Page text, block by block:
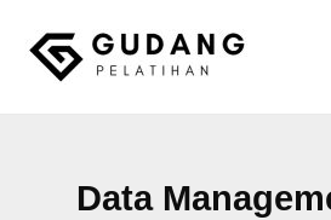
content
Data